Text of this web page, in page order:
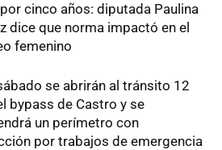
cinco años: diputada Paulina
dice que norma impactó en el
femenino
se abrirán al tránsito 12
bypass de Castro y se
un perímetro con
por trabajos de emergencia